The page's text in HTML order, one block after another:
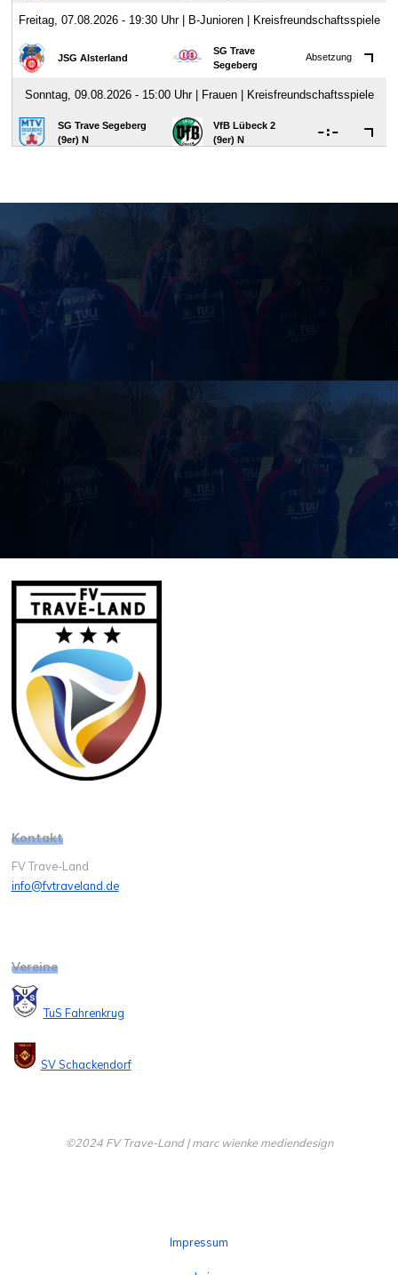
Kontakt
FV Trave-Land
info@fvtraveland.de
Vereine
TuS Fahrenkrug
SV Schackendorf
©2024 FV Trave-Land | marc wienke mediendesign
Impressum